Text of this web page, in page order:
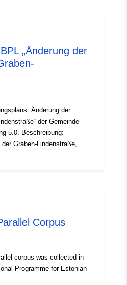
„Änderung der
„Änderung der
der Gemeinde
5.0. Beschreibung:
Graben-Lindenstraße,
Corpus
corpus was collected in
Programme for Estonian